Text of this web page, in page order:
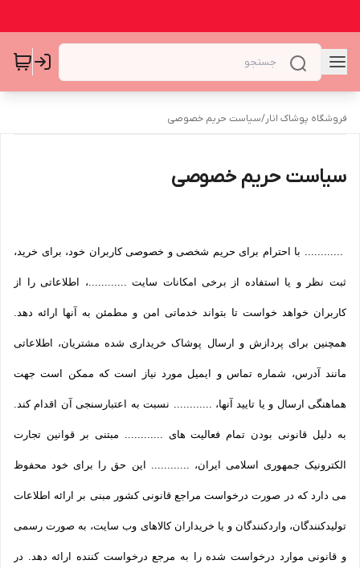
فروشگاه پوشاک انار/سیاست حریم خصوصی
سیاست حریم خصوصی
............ با احترام برای حریم شخصی و خصوصی کاربران خود، برای خرید،
ثبت نظر و یا استفاده از برخی امکانات سایت ............، اطلاعاتی را از
کاربران خواهد خواست تا بتواند خدماتی امن و مطمئن به آنها ارائه دهد.
همچنین برای پردازش و ارسال پوشاک خریداری شده مشتریان، اطلاعاتی
مانند آدرس، شماره تماس و ایمیل مورد نیاز است که ممکن است جهت
هماهنگی ارسال و یا تایید آنها، ............ نسبت به اعتبارسنجی آن اقدام کند.
به دلیل قانونی بودن تمام فعالیت های ............ مبتنی بر قوانین تجارت
الکترونیک جمهوری اسلامی ایران، ............ این حق را برای خود محفوظ
می دارد که در صورت درخواست مراجع قانونی کشور مبنی بر ارائه اطلاعات
تولیدکنندگان، واردکنندگان و یا خریداران کالاهای وب سایت، به صورت رسمی
و قانونی موارد درخواست شده را به مرجع درخواست کننده ارائه دهد. در